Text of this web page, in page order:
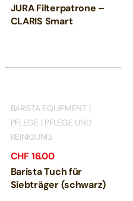
JURA Filterpatrone –
CLARIS Smart
BARISTA EQUIPMENT |
PFLEGE | PFLEGE UND
REINIGUNG
CHF 16.00
Barista Tuch für
Siebträger (schwarz)